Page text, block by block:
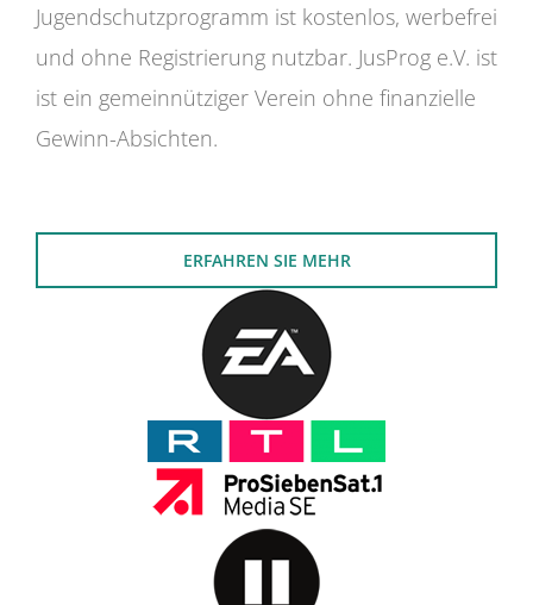
Jugendschutzprogramm ist kostenlos, werbefrei
und ohne Registrierung nutzbar. JusProg e.V. ist
ist ein gemeinnütziger Verein ohne finanzielle
Gewinn-Absichten.
ERFAHREN SIE MEHR